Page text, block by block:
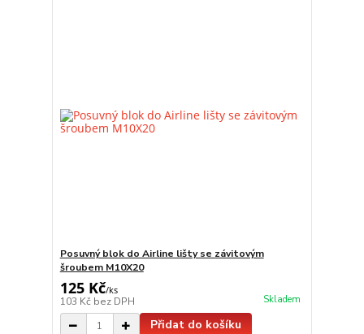
Posuvný blok do Airline lišty se závitovým
šroubem M10X20
125 Kč/ks
103 Kč bez DPH Skladem
Přidat do košíku